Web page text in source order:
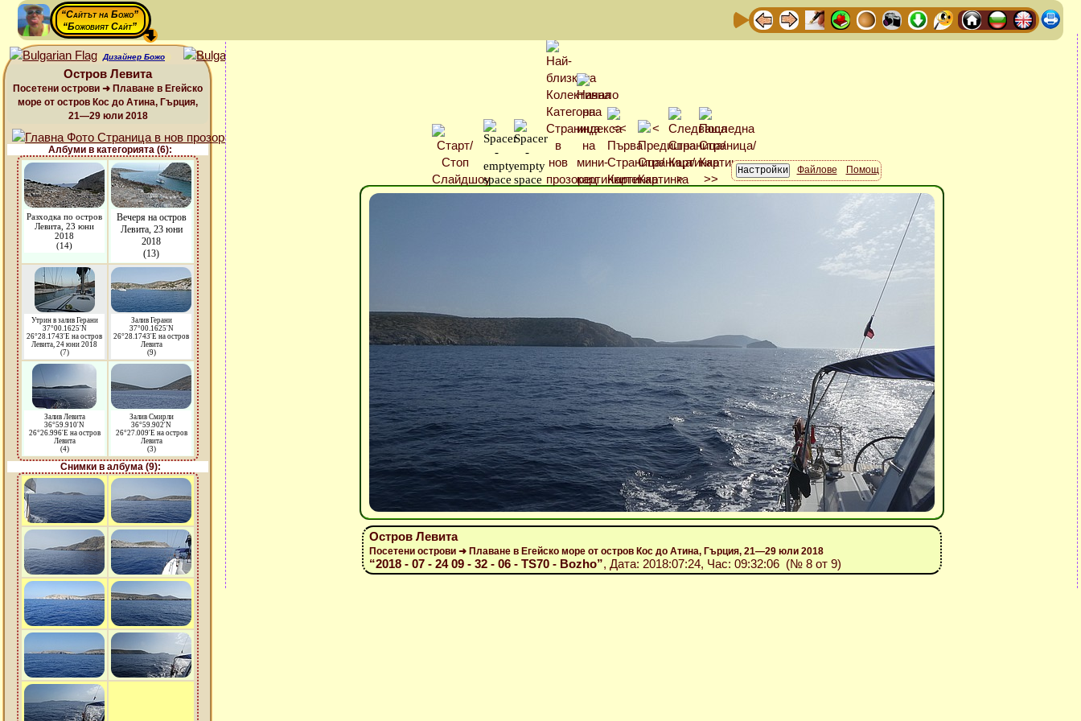
“Сайтът на Божо”
“Божовият Сайт”
Дизайнер Божо
Остров Левита
Посетени острови ➜ Плаване в Егейско
море от остров Кос до Атина, Гърция,
21—29 юли 2018
Албуми в категорията (6):
Разходка по остров
Левита, 23 юни
2018
(14)
Вечеря на остров
Левита, 23 юни
2018
(13)
Утрин в залив Герани
37°00.1625'N
26°28.1743'E на остров
Левита, 24 юни 2018
(7)
Залив Герани
37°00.1625'N
26°28.1743'E на остров
Левита
(9)
Залив Левита
36°59.910'N
26°26.996'E на остров
Левита
(4)
Залив Смирли
36°59.902'N
26°27.009'E на остров
Левита
(3)
Снимки в албума (9):
Файлове Помощ
Остров Левита
Посетени острови ➜ Плаване в Егейско море от остров Кос до Атина, Гърция, 21—29 юли 2018
“2018 - 07 - 24 09 - 32 - 06 - TS70 - Bozho”, Дата: 2018:07:24, Час: 09:32:06 (№ 8 от 9)